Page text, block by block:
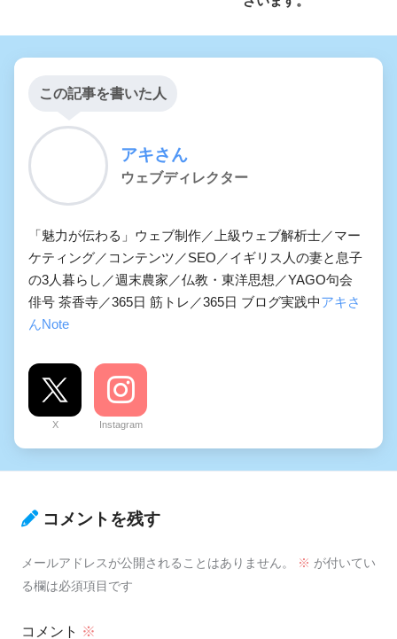
この記事を書いた人
アキさん
ウェブディレクター
「魅力が伝わる」ウェブ制作／上級ウェブ解析士／マー
ケティング／コンテンツ／SEO／イギリス人の妻と息子
の3人暮らし／週末農家／仏教・東洋思想／YAGO句会
俳号 茶香寺／365日 筋トレ／365日 ブログ実践中アキさ
んNote
X Instagram
コメントを残す
メールアドレスが公開されることはありません。 ※ が付いてい
る欄は必須項目です
コメント ※